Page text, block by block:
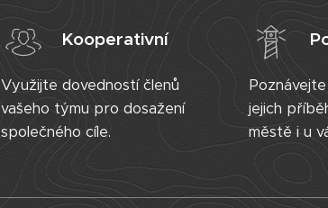
Kooperativní
Využijte dovedností členů
vašeho týmu pro dosažení
společného cíle.
jejich
městě i u